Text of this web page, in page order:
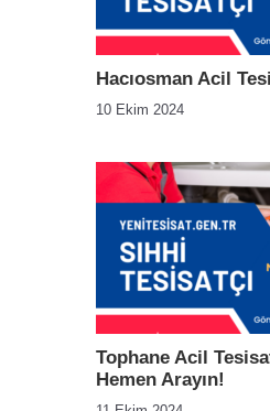
Hacıosman Acil
10 Ekim 2024
Tophane Acil
Hemen Arayın!